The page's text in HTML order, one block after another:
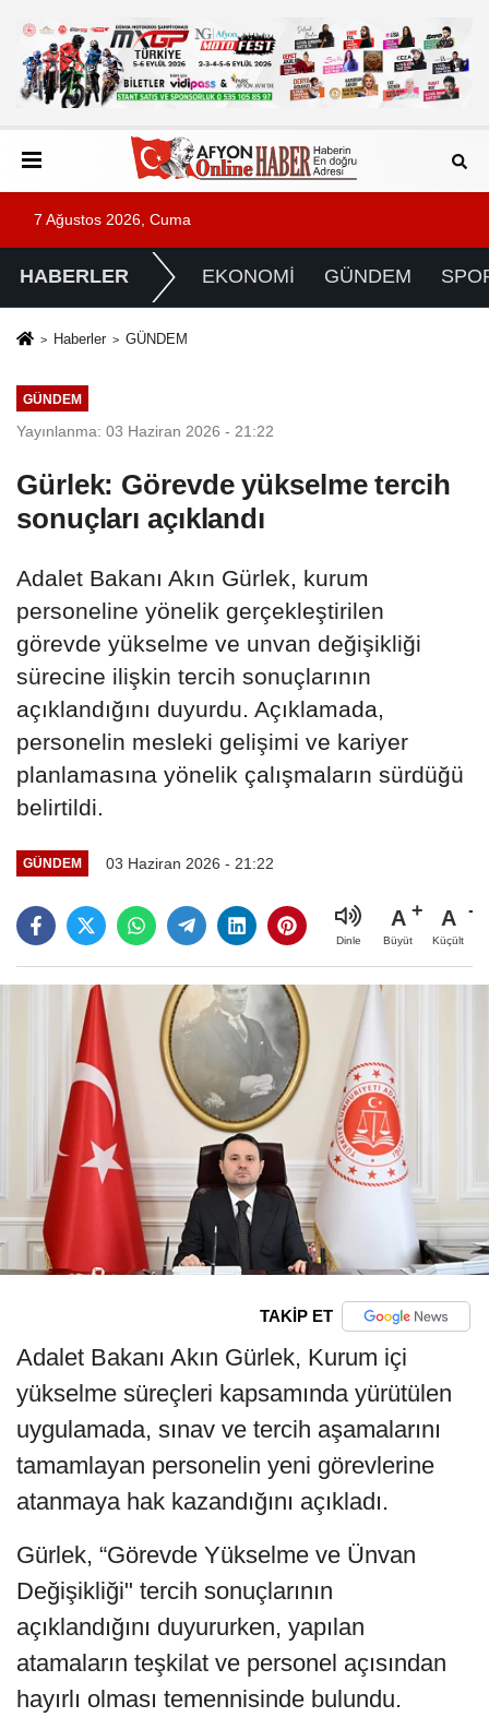
7 Ağustos 2026, Cuma
HABERLER EKONOMİ GÜNDEM
Haberler GÜNDEM
GÜNDEM
Yayınlanma: 03 Haziran 2026 - 21:22
Gürlek: Görevde yükselme tercih
sonuçları açıklandı
Adalet Bakanı Akın Gürlek, kurum
personeline yönelik gerçekleştirilen
görevde yükselme ve unvan değişikliği
sürecine ilişkin tercih sonuçlarının
açıklandığını duyurdu. Açıklamada,
personelin mesleki gelişimi ve kariyer
planlamasına yönelik çalışmaların sürdüğü
belirtildi.
GÜNDEM 03 Haziran 2026 - 21:22
Dinle
A
Büyüt
A
Küçült
TAKİP ET
Adalet Bakanı Akın Gürlek, Kurum içi
yükselme süreçleri kapsamında yürütülen
uygulamada, sınav ve tercih aşamalarını
tamamlayan personelin yeni görevlerine
atanmaya hak kazandığını açıkladı.
Gürlek, “Görevde Yükselme ve Ünvan
Değişikliği" tercih sonuçlarının
açıklandığını duyururken, yapılan
atamaların teşkilat ve personel açısından
hayırlı olması temennisinde bulundu.